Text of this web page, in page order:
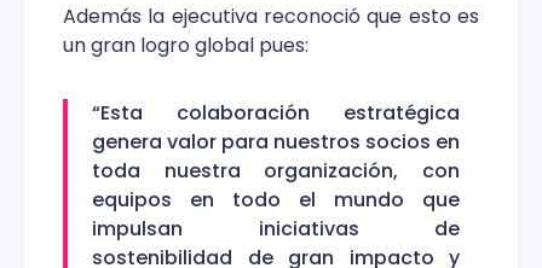
Además la ejecutiva reconoció que esto es
un gran logro global pues:
“Esta colaboración estratégica
genera valor para nuestros socios en
toda nuestra organización, con
equipos en todo el mundo que
impulsan iniciativas de
sostenibilidad de gran impacto y